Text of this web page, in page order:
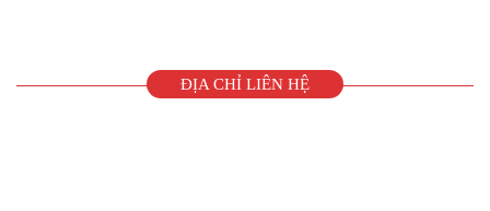
ĐỊA CHỈ LIÊN HỆ